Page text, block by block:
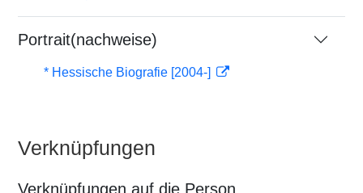
Portrait(nachweise)
* Hessische Biografie [2004-]
Verknüpfungen
Verknüpfungen auf die Person